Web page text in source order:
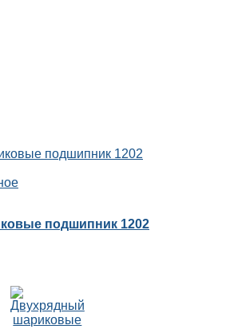
подшипник 1202